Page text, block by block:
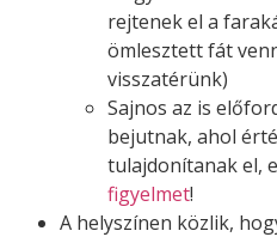
rejtenek el a
ömlesztett fát
visszatérünk)
Sajnos az is
bejutnak, ahol
tulajdonítanak el,
figyelmet!
A helyszínen közlik,